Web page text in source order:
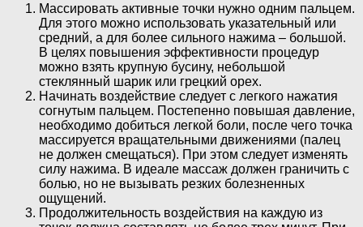
Массировать активные точки нужно одним пальцем.
Для этого можно использовать указательный или
средний, а для более сильного нажима – большой.
В целях повышения эффективности процедур
можно взять крупную бусину, небольшой
стеклянный шарик или грецкий орех.
Начинать воздействие следует с легкого нажатия
согнутым пальцем. Постепенно повышая давление,
необходимо добиться легкой боли, после чего точка
массируется вращательными движениями (палец
не должен смещаться). При этом следует изменять
силу нажима. В идеале массаж должен граничить с
болью, но не вызывать резких болезненных
ощущений.
Продолжительность воздействия на каждую из